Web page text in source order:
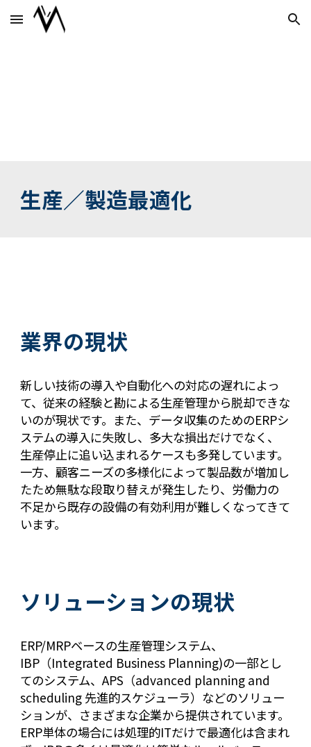
Skip to main content Skip to navigation
生産／製造最適化
業界の現状
新しい技術の導入や自動化への対応の遅れによっ
て、従来の経験と勘による生産管理から脱却できな
いのが現状です。また、データ収集のためのERPシ
ステムの導入に失敗し、多大な損出だけでなく、
生産停止に追い込まれるケースも多発しています。
一方、顧客ニーズの多様化によって製品数が増加し
たため無駄な段取り替えが発生したり、労働力の
不足から既存の設備の有効利用が難しくなってきて
います。
ソリューションの現状
ERP/MRPベースの生産管理システム、
IBP（Integrated Business Planning)の一部とし
てのシステム、APS（advanced planning and
scheduling 先進的スケジューラ）などのソリュー
ションが、 さまざまな企業から提供されています。
ERP単体の場合には処理的ITだけで最適化は含まれ